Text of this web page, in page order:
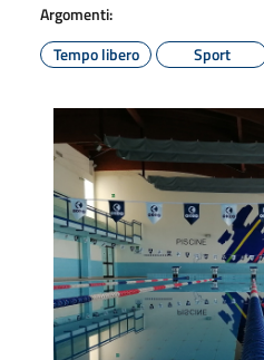
Argomenti:
Tempo libero
Sport